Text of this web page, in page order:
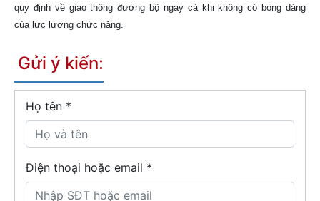
quy định về giao thông đường bộ ngay cả khi không có bóng dáng
của lực lượng chức năng.
Gửi ý kiến:
Họ tên *
Điện thoại hoặc email *